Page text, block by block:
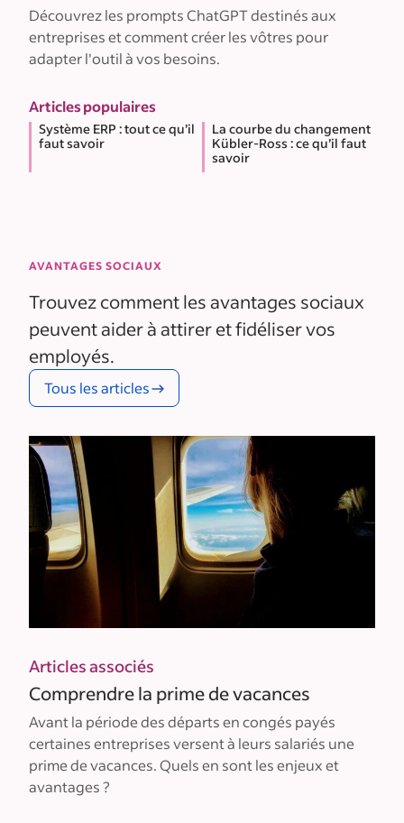
Découvrez les prompts ChatGPT destinés aux
entreprises et comment créer les vôtres pour
adapter l'outil à vos besoins.
Articles populaires
Système ERP : tout ce qu’il
faut savoir
La courbe du changement
Kübler-Ross : ce qu’il faut
savoir
AVANTAGES SOCIAUX
Trouvez comment les avantages sociaux
peuvent aider à attirer et fidéliser vos
employés.
Tous les articles
Articles associés
Comprendre la prime de vacances
Avant la période des départs en congés payés
certaines entreprises versent à leurs salariés une
prime de vacances. Quels en sont les enjeux et
avantages ?